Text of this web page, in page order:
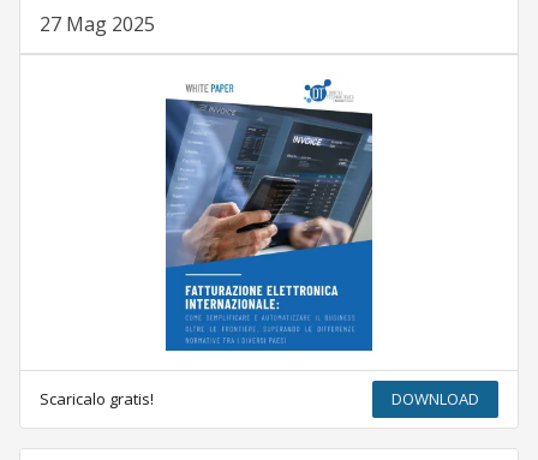
27 Mag 2025
Scaricalo gratis! DOWNLOAD